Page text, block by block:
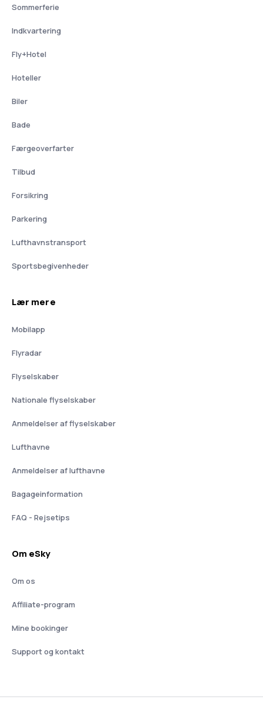
Sommerferie
Indkvartering
Fly+Hotel
Hoteller
Biler
Bade
Færgeoverfarter
Tilbud
Forsikring
Parkering
Lufthavnstransport
Sportsbegivenheder
Lær mere
Mobilapp
Flyradar
Flyselskaber
Nationale flyselskaber
Anmeldelser af flyselskaber
Lufthavne
Anmeldelser af lufthavne
Bagageinformation
FAQ - Rejsetips
Om eSky
Om os
Affiliate-program
Mine bookinger
Support og kontakt